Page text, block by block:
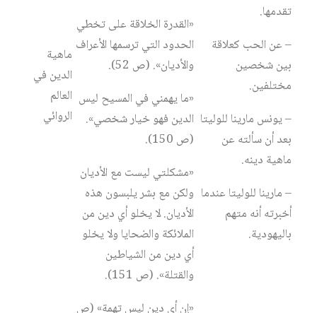
تقدمها.
– عن الحب كعلاقة
بين شخصين
مختلفين.
– يونس مارينا للوليتا
بعد أن سألته عن
ماهية دينه.
– مارينا للوليتا عندما
أخبرته أنه متهم
باليهودية.
«القدرة الخلاقة على تخطي
الحدود التي ترسمها الأعراف
والأديان». (ص 52).
«ما يهمني في المسيح ليس
الدين فهو خيار شخصي».
(ص 150).
«مشكلتي ليست مع الأديان
ولكن مع بشر يلبسون هذه
الأديان. لا يخلو أي دين من
الملائكة والضحايا ولا يخلو
أي دين من الشياطين
والقتلة». (ص 151).
ماهية
الدين في
العالم
الروائي